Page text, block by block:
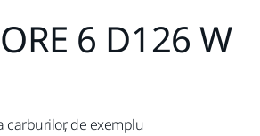
6 D126 W
de exemplu